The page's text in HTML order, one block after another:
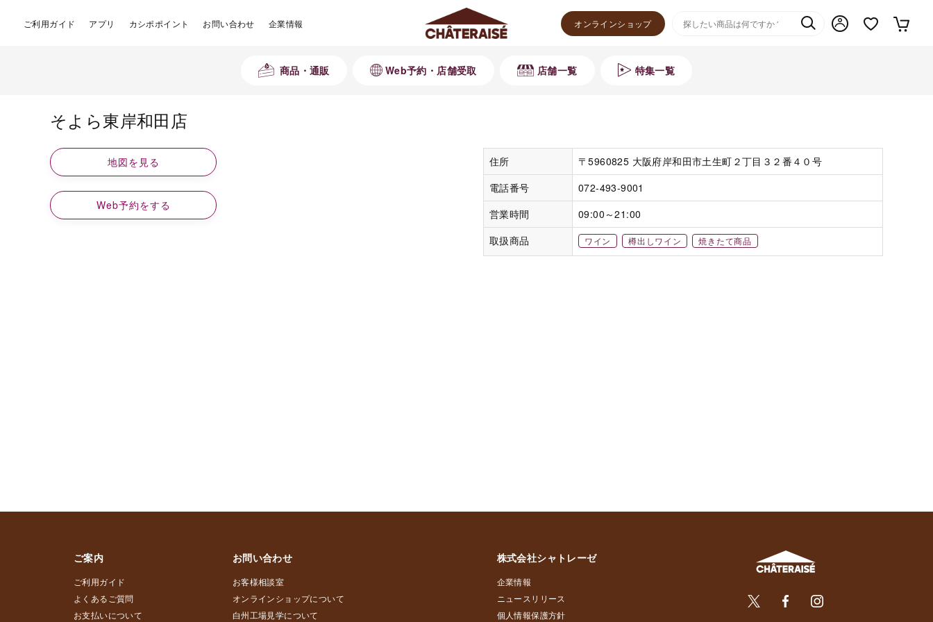
ご利用ガイド アプリ カシポポイント お問い合わせ 企業情報 オンラインショップ
商品・通販 Web予約・店舗受取 店舗一覧 特集一覧
そよら東岸和田店
住所
〒5960825 大阪府岸和田市土生町２丁目３２番４０号
電話番号
072-493-9001
営業時間
09:00～21:00
取扱商品
ワイン 樽出しワイン 焼きたて商品
地図を見る
Web予約をする
ご案内
ご利用ガイド
よくあるご質問
お支払いについて
お問い合わせ
お客様相談室
オンラインショップについて
白州工場見学について
株式会社シャトレーゼ
企業情報
ニュースリリース
個人情報保護方針